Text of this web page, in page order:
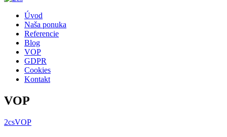
Úvod
Naša ponuka
Referencie
Blog
VOP
GDPR
Cookies
Kontakt
VOP
2csVOP